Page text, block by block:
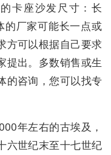
卡座沙发尺寸：长
厂家可能长一点或
方可以根据自己要求
提出。多数销售或生
的咨询，您可以找专
年左右的古埃及，
六世纪末至十七世纪